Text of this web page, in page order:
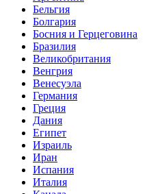
Бельгия
Болгария
Босния и Герцеговина
Бразилия
Великобритания
Венгрия
Венесуэла
Германия
Греция
Дания
Египет
Израиль
Иран
Испания
Италия